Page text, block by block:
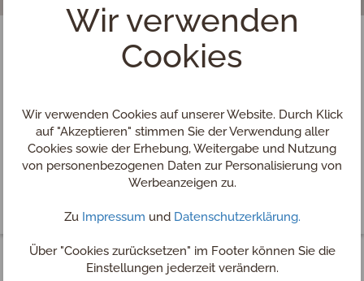
Wir verwenden
Cookies
Wir verwenden Cookies auf unserer Website. Durch Klick
auf "Akzeptieren" stimmen Sie der Verwendung aller
Cookies sowie der Erhebung, Weitergabe und Nutzung
von personenbezogenen Daten zur Personalisierung von
Werbeanzeigen zu.
Zu Impressum und Datenschutzerklärung.
Über "Cookies zurücksetzen" im Footer können Sie die
Einstellungen jederzeit verändern.